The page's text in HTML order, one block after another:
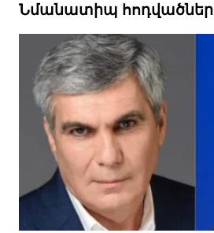
Նմանատիպ հոդվածներ